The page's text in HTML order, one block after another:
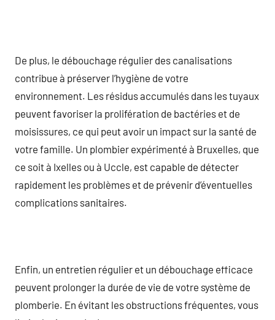
De plus, le débouchage régulier des canalisations
contribue à préserver l’hygiène de votre
environnement. Les résidus accumulés dans les tuyaux
peuvent favoriser la prolifération de bactéries et de
moisissures, ce qui peut avoir un impact sur la santé de
votre famille. Un plombier expérimenté à Bruxelles, que
ce soit à Ixelles ou à Uccle, est capable de détecter
rapidement les problèmes et de prévenir d’éventuelles
complications sanitaires.
Enfin, un entretien régulier et un débouchage efficace
peuvent prolonger la durée de vie de votre système de
plomberie. En évitant les obstructions fréquentes, vous